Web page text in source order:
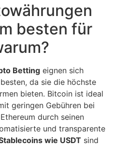
besten für
Betting eignen sich
da sie die höchste
bieten. Bitcoin ist ideal
geringen Gebühren bei
durch seinen
und transparente
wie USDT sind